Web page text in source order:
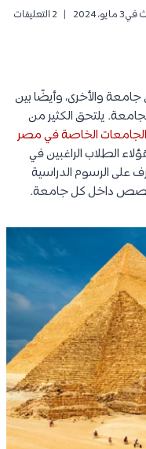
في3 مايو، 2024 2 التعليقات
والأخرى، وأيضًا بين
يلتحق الكثير من
الجامعات الخاصة في مصر
الطلاب الراغبين في
على الرسوم الدراسية
داخل كل جامعة.